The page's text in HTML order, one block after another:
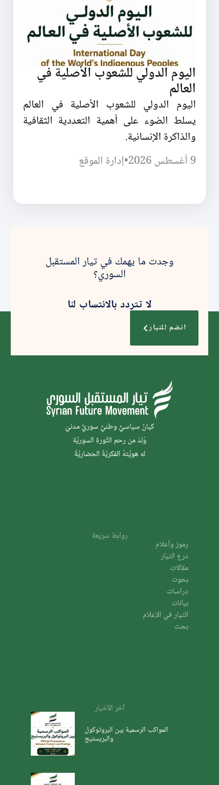
اليوم الدولي للشعوب الأصلية في
العالم
اليوم الدولي للشعوب الأصلية في العالم
يسلط الضوء على أهمية التعددية الثقافية
والذاكرة الإنسانية.
9 أغسطس 2026
•إدارة الموقع
وجدت ما يهمك في تيار المستقبل
السوري؟
لا تتردد بالانتساب لنا
انضم للتيار
كيانٌ سياسيٌّ وطنيٌّ سوريٌّ مدنيّ
وُلدَ من رحم الثَّورة السوريَّة
له هويَّتهُ الفكريَّةُ الحضاريَّةُ
روابط سريعة
رموز وأعلام
درع التيار
مقالات
بحوث
دراسات
بيانات
التيار في الإعلام
بحث
آخر الأخبار
المواكب الرسمية بين البروتوكول
والبريستيج